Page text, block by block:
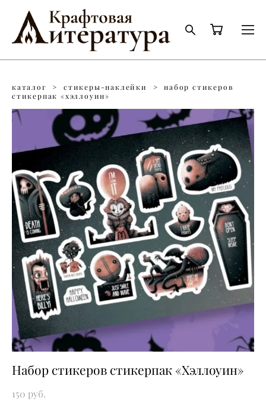
каталог > стикеры-наклейки >
набор стикеров
стикерпак «хэллоуин»
Набор стикеров стикерпак «Хэллоуин»
150 pуб.